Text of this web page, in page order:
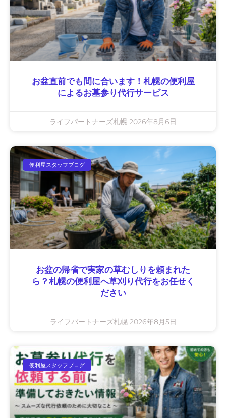
お盆直前でも間に合います！札幌の便利屋
によるお墓参り代行サービス
ライフパートナーズ札幌 2026年8月6日
便利屋スタッフブログ
お盆の帰省で実家の草むしりを頼まれた
ら？札幌の便利屋へ草刈り代行をお任せく
ださい
ライフパートナーズ札幌 2026年8月5日
便利屋スタッフブログ